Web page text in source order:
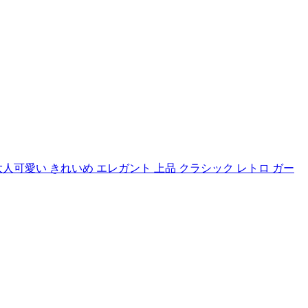
可愛い きれいめ エレガント 上品 クラシック レトロ ガー